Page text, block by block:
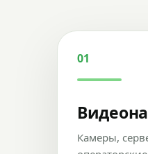
01
Камеры,